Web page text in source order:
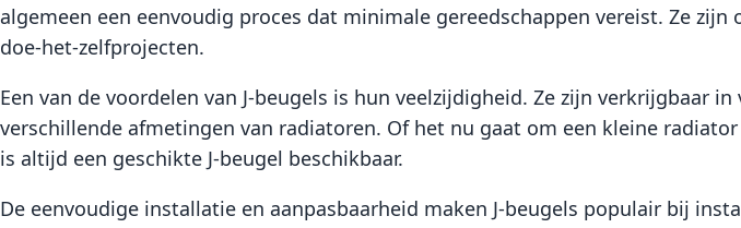
algemeen een eenvoudig proces dat minimale gereedschappen vereist. Ze
doe-het-zelfprojecten.
Een van de voordelen van J-beugels is hun veelzijdigheid. Ze zijn verkrijgbaar
verschillende afmetingen van radiatoren. Of het nu gaat om een kleine
is altijd een geschikte J-beugel beschikbaar.
De eenvoudige installatie en aanpasbaarheid maken J-beugels populair bij